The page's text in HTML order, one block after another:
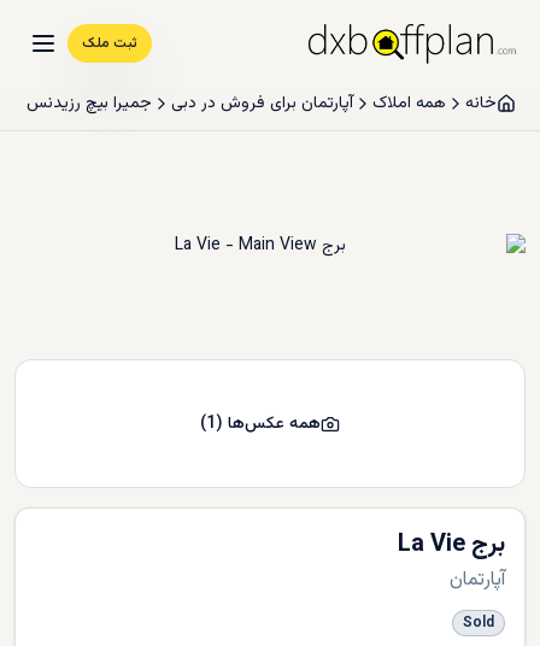
ثبت ملک
خانه همه املاک آپارتمان برای فروش در دبی جمیرا بیچ رزیدنس
برج La Vie
آپارتمان
Sold
همه عکس‌ها (
1
)